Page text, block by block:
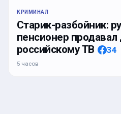
КРИМИНАЛ
Старик-разбойник:
пенсионер продавал
российскому ТВ
34
5 часов